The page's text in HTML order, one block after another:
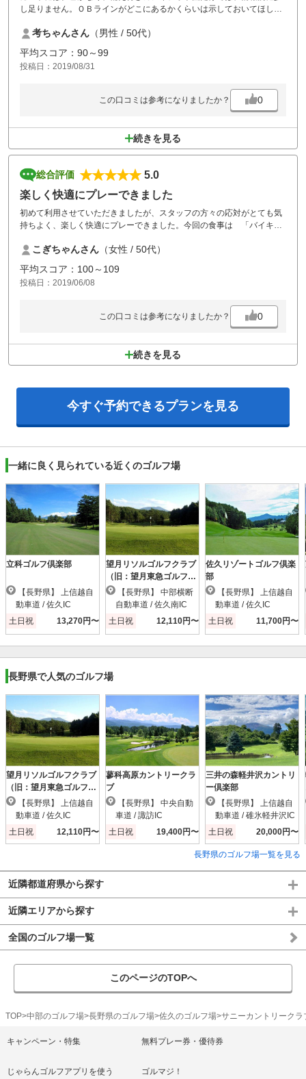
し足りません。ＯＢラインがどこにあるかくらいは示しておいてほしい
できます。
考ちゃんさん （男性 / 50代）
平均スコア：90～99
投稿日：2019/08/31
この口コミは参考になりましたか？ 0
続きを見る
総合評価
5.0
楽しく快適にプレーできました
初めて利用させていただきましたが、スタッフの方々の応対がとても気
持ちよく、楽しく快適にプレーできました。今回の食事は 「バイキン
る、すばらしいゴルフ場です。
こぎちゃんさん （女性 / 50代）
平均スコア：100～109
投稿日：2019/06/08
この口コミは参考になりましたか？ 0
続きを見る
今すぐ予約できるプランを見る
一緒に良く見られている近くのゴルフ場
立科ゴルフ倶楽部
動車道 / 佐久IC
土日祝
13,270円〜
望月リソルゴルフクラブ
（旧：望月東急ゴルフク
ラブ）
自動車道 / 佐久南IC
土日祝
12,110円〜
佐久リゾートゴルフ倶楽
部
動車道 / 佐久IC
土日祝
11,700円〜
長野県で人気のゴルフ場
望月リソルゴルフクラブ
（旧：望月東急ゴルフク
ラブ）
動車道 / 佐久IC
土日祝
12,110円〜
蓼科高原カントリークラ
ブ
車道 / 諏訪IC
土日祝
19,400円〜
三井の森軽井沢カントリ
ー倶楽部
動車道 / 碓氷軽井沢IC
土日祝
20,000円〜
長野県のゴルフ場一覧を見る
近隣都道府県から探す
近隣エリアから探す
全国のゴルフ場一覧
このページのTOPへ
TOP 中部のゴルフ場 長野県のゴルフ場 佐久のゴルフ場 サニーカントリークラ
キャンペーン・特集 無料プレー券・優待券
じゃらんゴルフアプリを使う ゴルマジ！